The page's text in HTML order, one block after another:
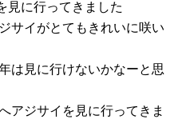
見に行ってきました
サイがとてもきれいに咲い
は見に行けないかなーと思
アジサイを見に行ってきま